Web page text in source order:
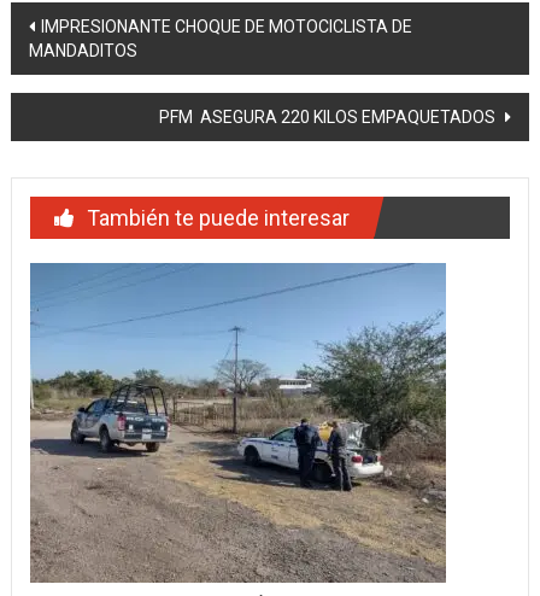
Navegación
de
IMPRESIONANTE CHOQUE DE MOTOCICLISTA DE
MANDADITOS
PFM ASEGURA 220 KILOS EMPAQUETADOS
También te puede interesar